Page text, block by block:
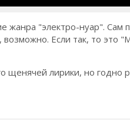
жанра "электро-нуар".
возможно. Если так, то это
щенячей лирики, но годно